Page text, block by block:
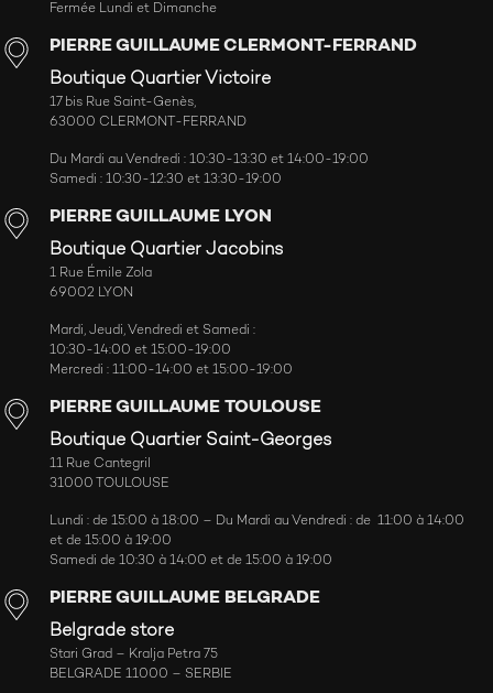
Fermée Lundi et Dimanche
PIERRE GUILLAUME CLERMONT-FERRAND
Boutique Quartier Victoire
17 bis Rue Saint-Genès,
63000 CLERMONT-FERRAND
Du Mardi au Vendredi : 10:30-13:30 et 14:00-19:00
Samedi : 10:30-12:30 et 13:30-19:00
PIERRE GUILLAUME LYON
Boutique Quartier Jacobins
1 Rue Émile Zola
69002 LYON
Mardi, Jeudi, Vendredi et Samedi :
10:30-14:00 et 15:00-19:00
Mercredi : 11:00-14:00 et 15:00-19:00
PIERRE GUILLAUME TOULOUSE
Boutique Quartier Saint-Georges
11 Rue Cantegril
31000 TOULOUSE
Lundi : de 15:00 à 18:00 – Du Mardi au Vendredi : de 11:00 à 14:00
et de 15:00 à 19:00
Samedi de 10:30 à 14:00 et de 15:00 à 19:00
PIERRE GUILLAUME BELGRADE
Belgrade store
Stari Grad – Kralja Petra 75
BELGRADE 11000 – SERBIE